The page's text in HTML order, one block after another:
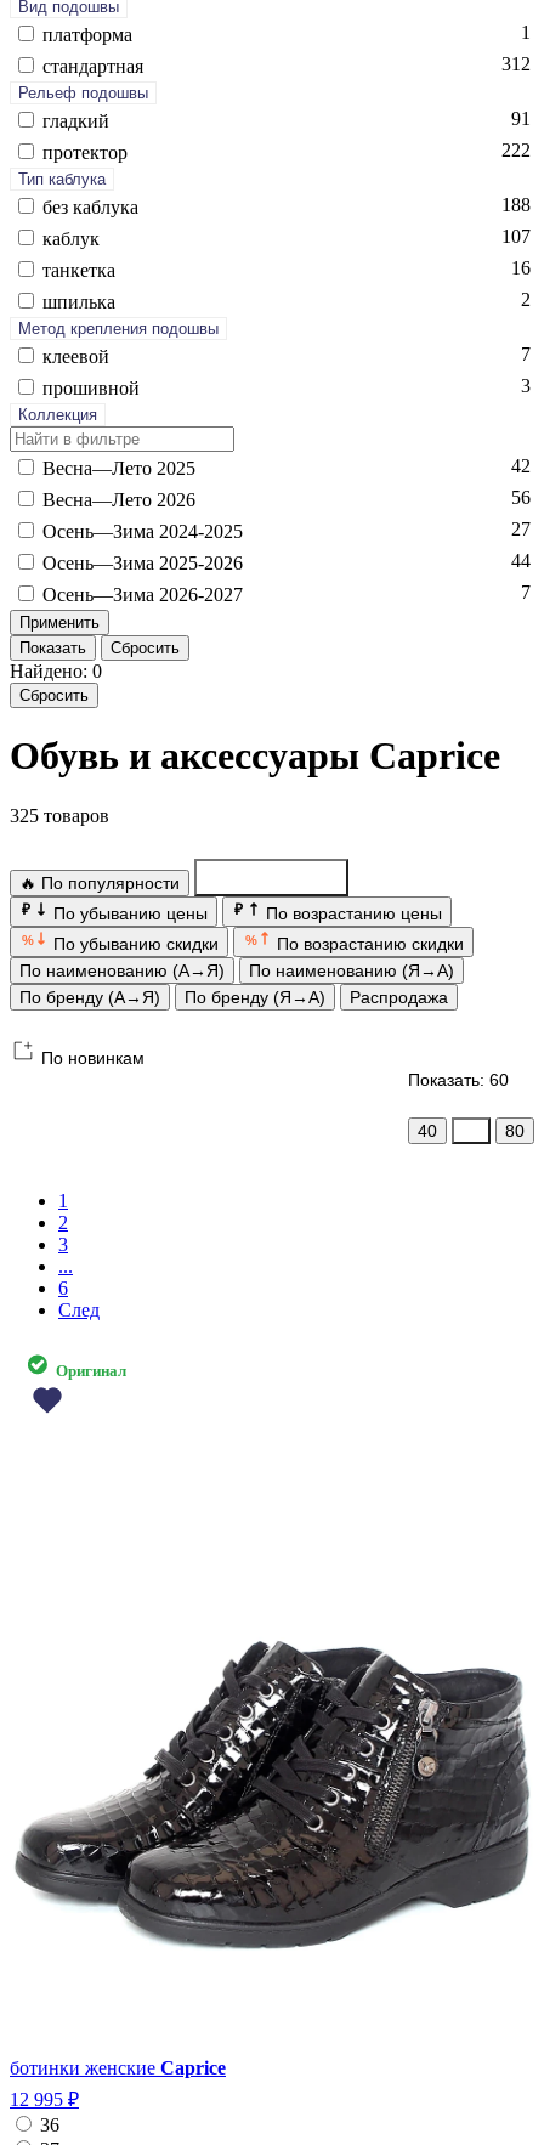
Вид подошвы
плат­форма
1
стан­дарт­ная
312
Рельеф подошвы
глад­кий
91
про­тек­тор
222
Тип каблука
без каб­лу­ка
188
каб­лук
107
тан­кетка
16
шпиль­ка
2
Метод крепления подошвы
кле­евой
7
про­шив­ной
3
Коллекция
Вес­на—Ле­то 2025
42
Вес­на—Ле­то 2026
56
Осень—Зи­ма 2024-2025
27
Осень—Зи­ма 2025-2026
44
Осень—Зи­ма 2026-2027
7
Показать Сбросить
Найдено: 0
Сбросить
Обувь и аксессуары Caprice
325 товаров
🔥 По популярности
₽ По убыванию цены ₽ По возрастанию цены
% По убыванию скидки %
По возрастанию скидки
По наименованию (А→Я)
По наименованию (Я→А)
По бренду (А→Я)
По бренду (Я→А) Распродажа
По новинкам
Показать: 60
40 80
1
2
3
...
6
След
Оригинал
ботинки женские Caprice
12 995 ₽
36